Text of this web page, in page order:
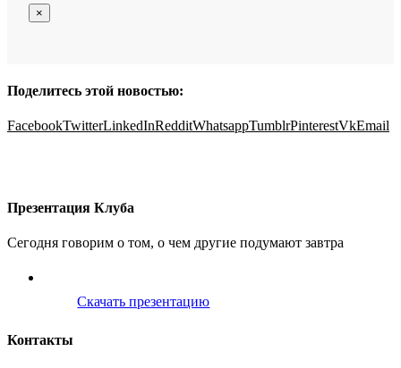
×
Поделитесь этой новостью:
FacebookTwitterLinkedInRedditWhatsappTumblrPinterestVkEmail
Презентация Клуба
Сегодня говорим о том, о чем другие подумают завтра
Скачать презентацию
Контакты